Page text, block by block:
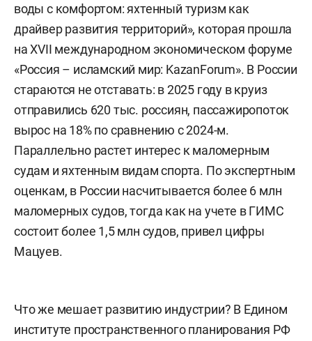
воды с комфортом: яхтенный туризм как
драйвер развития территорий», которая прошла
на XVII международном экономическом форуме
«Россия – исламский мир: KazanForum». В России
стараются не отставать: в 2025 году в круиз
отправились 620 тыс. россиян, пассажиропоток
вырос на 18% по сравнению с 2024-м.
Параллельно растет интерес к маломерным
судам и яхтенным видам спорта. По экспертным
оценкам, в России насчитывается более 6 млн
маломерных судов, тогда как на учете в ГИМС
состоит более 1,5 млн судов, привел цифры
Мацуев.
Что же мешает развитию индустрии? В Едином
институте пространственного планирования РФ